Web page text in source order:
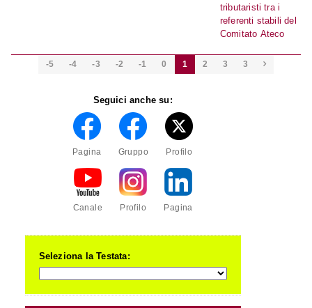
tributaristi tra i
referenti stabili del
Comitato Ateco
-5 -4 -3 -2 -1 0 1 2 3 3 
Seguici anche su:
Pagina Gruppo Profilo
Canale Profilo Pagina
Seleziona la Testata: